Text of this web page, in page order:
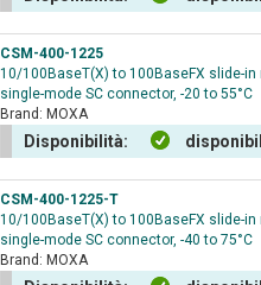
CSM-400-1225
10/100BaseT(X) to 100BaseFX slide-
single-mode SC connector, -20 to 55°C
Brand: MOXA
Disponibilità:
CSM-400-1225-T
10/100BaseT(X) to 100BaseFX slide-
single-mode SC connector, -40 to 75°C
Brand: MOXA